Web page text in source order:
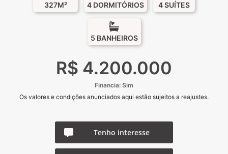
327M² 4 DORMITÓRIOS 4 SUÍTES
5 BANHEIROS
R$ 4.200.000
Financia: Sim
Os valores e condições anunciados aqui estão sujeitos a reajustes.
Tenho interesse